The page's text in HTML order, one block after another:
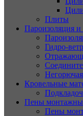
Плиты
Пароизоляция и
Гидро-
Кровельные
Пены
Пены